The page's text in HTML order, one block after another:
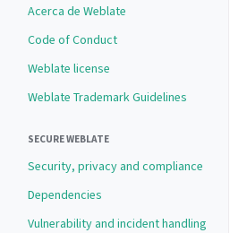
Acerca de Weblate
Code of Conduct
Weblate license
Weblate Trademark Guidelines
SECURE WEBLATE
Security, privacy and compliance
Dependencies
Vulnerability and incident handling